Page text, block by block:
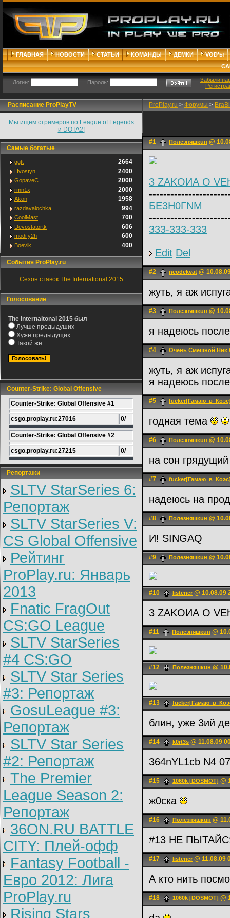
ГЛАВНАЯ НОВОСТИ СТАТЬИ КОМАНДЫ ДЕМКИ
VOD'ы
Логин: Пароль:
Забыли
Расписание ProPlayTV
Мы ищем стримеров по League of Legends
и DOTA2!
Самые богатые
ggtt 2664
Hvostyn 2400
GopaveC 2000
rmn1x 2000
Akon 1958
razdavalochka 994
CoolMast 700
Devostatortk 606
modify2h 600
Boevik 400
События ProPlay.ru
Сезон ставок The International 2015
Голосование
The Internaitonal 2015 был
Лучше предыдуших
Хуже предыдущих
Такой же
Counter-Strike: Global Offensive
Counter-Strike: Global Offensive #1
csgo.proplay.ru:27016 0/
Counter-Strike: Global Offensive #2
csgo.proplay.ru:27215 0/
Репортажи
SLTV StarSeries 6:
Репортаж
SLTV StarSeries V:
CS Global Offensive
Рейтинг
ProPlay.ru: Январь
2013
Fnatic FragOut
CS:GO League
SLTV StarSeries
#4 CS:GO
SLTV Star Series
#3: Репортаж
GosuLeague #3:
Репортаж
SLTV Star Series
#2: Репортаж
The Premier
League Season 2:
Репортаж
36ON.RU BATTLE
CITY: Плей-офф
Fantasy Football -
Евро 2012: Лига
ProPlay.ru
Rising Stars
ProPlay.ru > Форумы >
#1 Полeзняшкuн @
3 ZAKOИА O
БЕ3H0ГNM
333-333-333
Edit Del
#2 neodekvat @
жуть, я аж
#3 Полeзняшкuн @
я надеюсь
#4 Очень Смешной Ник
жуть, я аж
я надеюсь
#5
годная тема
#6 Полeзняшкuн @
на сон
#7
надеюсь на
#8 Полeзняшкuн @
И! SINGAQ
#9 Полeзняшкuн @
#10 listener @ 10.08.09
3 ZAKOИА O
#11 Полeзняшкuн @
#12 Полeзняшкuн @
#13
блин, уже 3ий
#14 k0rt3s @ 11.08.09
364nYL1cb N4
#15 1060k [DOSMOT] @
ж0ска
#16 Полeзняшкuн @
#13 НЕ
#17 listener @ 11.08.09
А кто нить
#18 1060k [DOSMOT] @